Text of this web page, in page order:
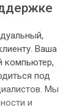
Ваша
компьютер,
под
Мы
и